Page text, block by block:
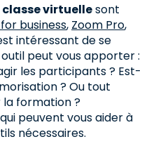
classe virtuellesont
business, Zoom Pro,
intéressant de se
peut vous apporter :
les participants ? Est-
? Ou tout
formation ?
peuvent vous aider à
nécessaires.